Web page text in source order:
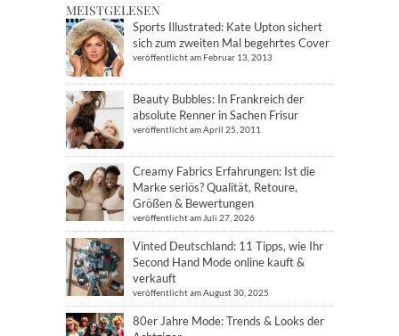
MEISTGELESEN
Sports Illustrated: Kate Upton sichert
sich zum zweiten Mal begehrtes Cover
veröffentlicht am Februar 13, 2013
Beauty Bubbles: In Frankreich der
absolute Renner in Sachen Frisur
veröffentlicht am April 25, 2011
Creamy Fabrics Erfahrungen: Ist die
Marke seriös? Qualität, Retoure,
Größen & Bewertungen
veröffentlicht am Juli 27, 2026
Vinted Deutschland: 11 Tipps, wie Ihr
Second Hand Mode online kauft &
verkauft
veröffentlicht am August 30, 2025
80er Jahre Mode: Trends & Looks der